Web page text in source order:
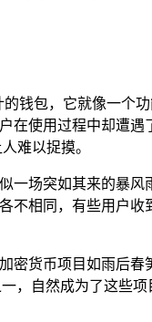
钱包，它就像一
在使用过程中却遭
难以捉摸。
一场突如其来的暴
不相同，有些用户收
密货币项目如雨后
，自然成为了这些